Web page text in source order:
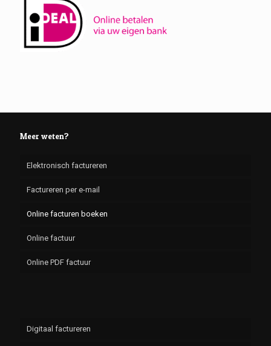
Meer weten?
Elektronisch factureren
Factureren per e-mail
Online facturen boeken
Online factuur
Online PDF factuur
Digitaal factureren